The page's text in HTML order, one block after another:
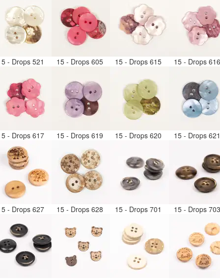
- Drops 521 15 - Drops 605 15 - Drops 615 15 - Drops
- Drops 617 15 - Drops 619 15 - Drops 620 15 - Drops
- Drops 627 15 - Drops 628 15 - Drops 701 15 - Drops